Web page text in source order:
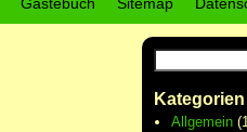
Kategorien
Allgemein